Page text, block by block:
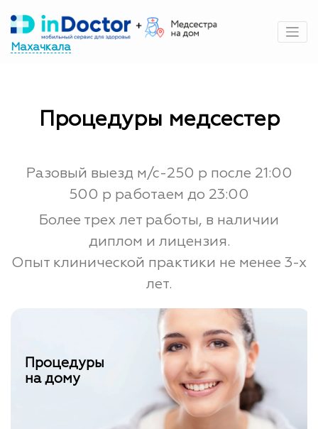
содержимому
Махачкала
Процедуры медсестер
Разовый выезд м/с-250 р после 21:00
500 р работаем до 23:00
Более трех лет работы, в наличии
диплом и лицензия.
Опыт клинической практики не менее 3-х
лет.
Процедуры
на дому